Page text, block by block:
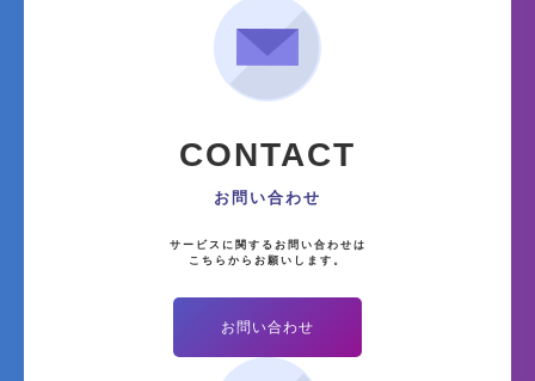
CONTACT
お問い合わせ
サービスに関するお問い合わせは
こちらからお願いします。
お問い合わせ